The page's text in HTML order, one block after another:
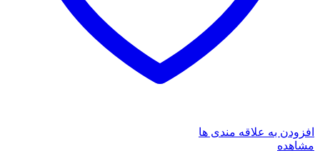
افزودن به علاقه مندی ها
مشاهده